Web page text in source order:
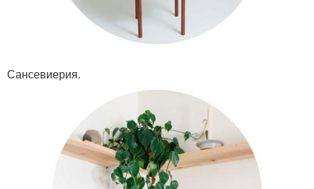
Сансевиерия.